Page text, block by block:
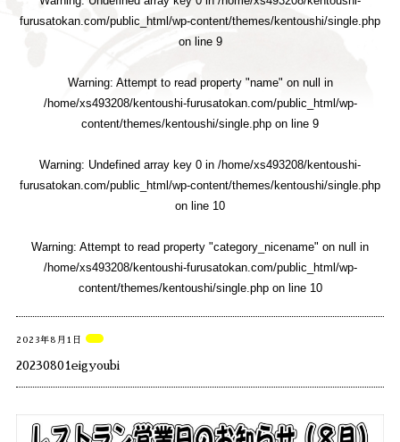
furusatokan.com/public_html/wp-content/themes/kentoushi/single.php
on line 9
Warning: Attempt to read property "name" on null in
/home/xs493208/kentoushi-furusatokan.com/public_html/wp-
content/themes/kentoushi/single.php on line 9
Warning: Undefined array key 0 in /home/xs493208/kentoushi-
furusatokan.com/public_html/wp-content/themes/kentoushi/single.php
on line 10
Warning: Attempt to read property "category_nicename" on null in
/home/xs493208/kentoushi-furusatokan.com/public_html/wp-
content/themes/kentoushi/single.phpon line 10
2023年8月1日
20230801eigyoubi